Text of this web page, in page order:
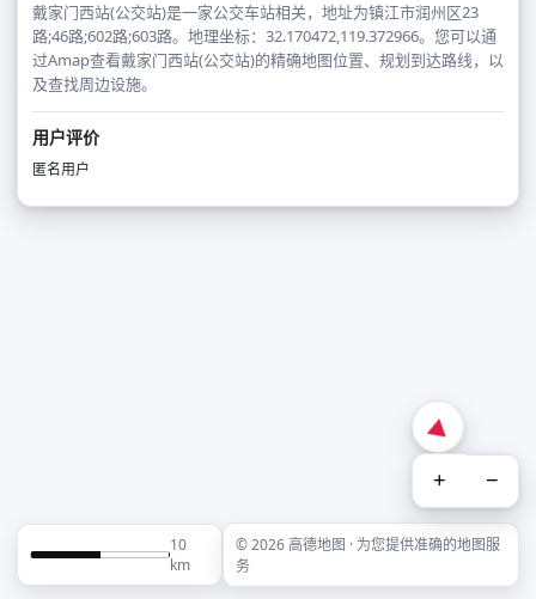
戴家门西站(公交站)是一家公交车站相关，地址为镇江市润州区23
路;46路;602路;603路。地理坐标：32.170472,119.372966。您可以通
过Amap查看戴家门西站(公交站)的精确地图位置、规划到达路线，以
及查找周边设施。
用户评价
匿名用户
+ −
10
km
© 2026 高德地图 · 为您提供准确的地图服
务